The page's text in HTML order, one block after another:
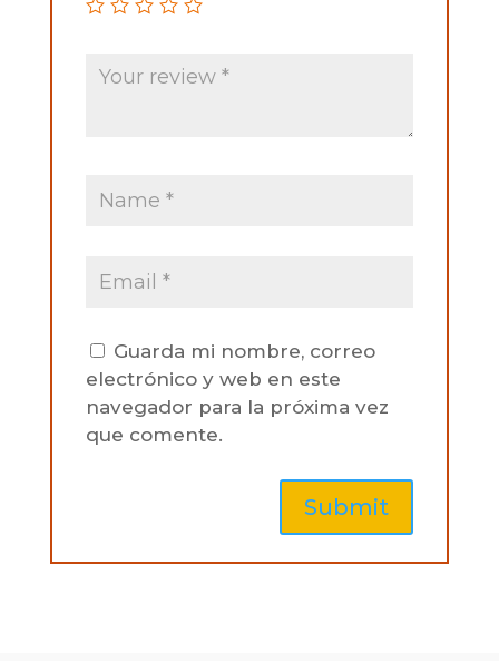
Guarda mi nombre, correo
electrónico y web en este
navegador para la próxima vez
que comente.